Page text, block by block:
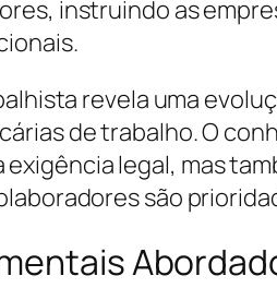
instruindo as
revela uma
de trabalho. O
exigência legal, mas
são